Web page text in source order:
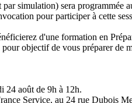
simulation) sera programmée
pour participer à cette
d'une formation en
objectif de vous préparer de
24 août de 9h à 12h.
Service, au 24 rue Dubois